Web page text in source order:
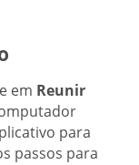
em Reunir
para
passos para